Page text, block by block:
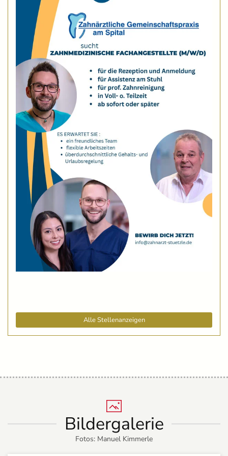
Alle Stellenanzeigen
Bildergalerie
Fotos: Manuel Kimmerle